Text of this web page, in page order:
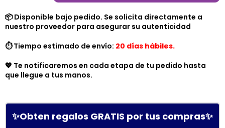
📦 Disponible bajo pedido. Se solicita directamente a
nuestro proveedor para asegurar su autenticidad
⏱️ Tiempo estimado de envío: 20 días hábiles.
💖 Te notificaremos en cada etapa de tu pedido hasta
que llegue a tus manos.
✨Obten regalos GRATIS por tus compras✨